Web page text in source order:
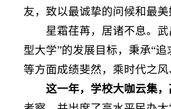
友，致以最诚挚的问候和最美
星霜荏苒，居诸不息。
型大学”的发展目标，秉承“
等方面成绩斐然，乘时代之
这一年，学校大咖云集